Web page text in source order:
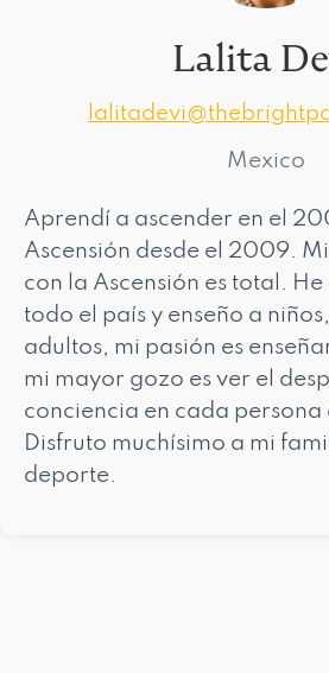
Lalita
Mexico
Aprendí a ascender en el
Ascensión desde el 2009.
con la Ascensión es total.
todo el país y enseño a
adultos, mi pasión es
mi mayor gozo es ver el
conciencia en cada persona
Disfruto muchísimo a mi
deporte.